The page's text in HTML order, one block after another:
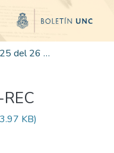
Edición 001/2025 del 26 de mayo de 2025
KB)